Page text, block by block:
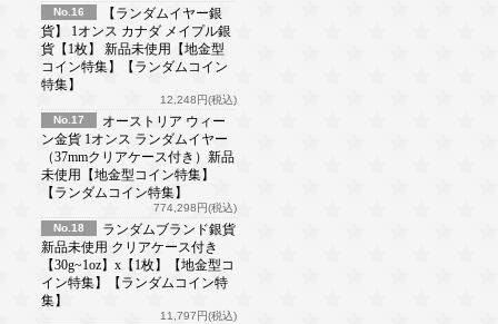
No.16
【ランダムイヤー銀
貨】 1オンス カナダ メイプル銀
貨【1枚】 新品未使用【地金型
コイン特集】【ランダムコイン
特集】
12,248円(税込)
No.17
オーストリア ウィー
ン金貨 1オンス ランダムイヤー
（37mmクリアケース付き）新品
未使用【地金型コイン特集】
【ランダムコイン特集】
774,298円(税込)
No.18
ランダムブランド銀貨
新品未使用 クリアケース付き
【30g~1oz】x【1枚】【地金型コ
イン特集】【ランダムコイン特
集】
11,797円(税込)